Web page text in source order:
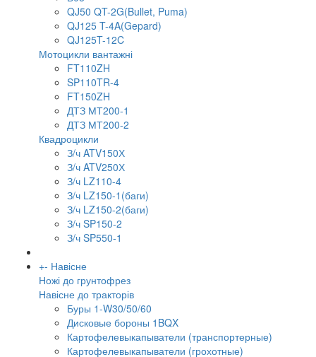
QJ50 QT-2G(Bullet, Puma)
QJ125 T-4A(Gepard)
QJ125T-12C
Мотоцикли вантажні
FT110ZH
SP110TR-4
FT150ZH
ДТЗ МТ200-1
ДТЗ МТ200-2
Квадроцикли
З/ч ATV150Х
З/ч ATV250Х
З/ч LZ110-4
З/ч LZ150-1(баги)
З/ч LZ150-2(баги)
З/ч SP150-2
З/ч SP550-1
+- Навісне
Ножі до грунтофрез
Навісне до тракторів
Буры 1-W30/50/60
Дисковые бороны 1BQX
Картофелевыкапыватели (транспортерные)
Картофелевыкапыватели (грохотные)